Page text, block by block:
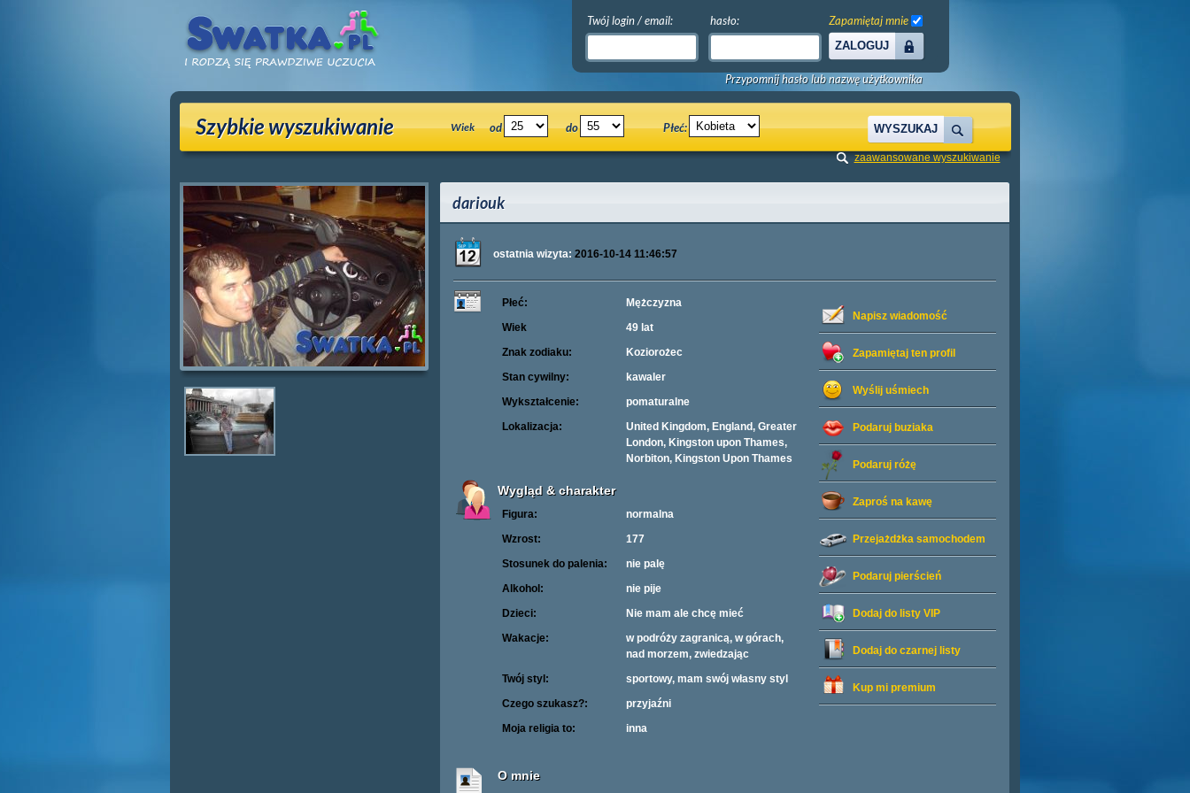
Twój login / email: hasło:
ZALOGUJ
Zapamiętaj mnie
Przypomnij hasło lub nazwę użytkownika
Szybkie wyszukiwanie Wiek od do Płeć: WYSZUKAJ
zaawansowane wyszukiwanie
dariouk
ostatnia wizyta: 2016-10-14 11:46:57
Napisz wiadomość
Zapamiętaj ten profil
Wyślij uśmiech
Podaruj buziaka
Podaruj różę
Zaproś na kawę
Przejażdżka samochodem
Podaruj pierścień
Dodaj do listy VIP
Dodaj do czarnej listy
Kup mi premium
Płeć:
Mężczyzna
Wiek
49 lat
Znak zodiaku:
Koziorożec
Stan cywilny:
kawaler
Wykształcenie:
pomaturalne
Lokalizacja:
United Kingdom, England, Greater
London, Kingston upon Thames,
Norbiton, Kingston Upon Thames
Wygląd & charakter
Figura:
normalna
Wzrost:
177
Stosunek do palenia:
nie palę
Alkohol:
nie pije
Dzieci:
Nie mam ale chcę mieć
Wakacje:
w podróży zagranicą, w górach,
nad morzem, zwiedzając
Twój styl:
sportowy, mam swój własny styl
Czego szukasz?:
przyjaźni
Moja religia to:
inna
O mnie